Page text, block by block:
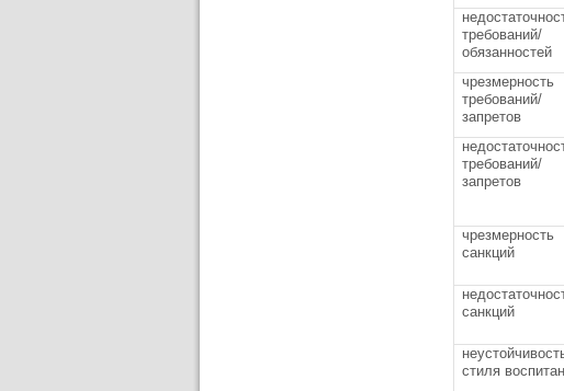
требований/
обязанностей
чрезмерность
требований/
запретов
требований/
запретов
чрезмерность
санкций
санкций
стиля